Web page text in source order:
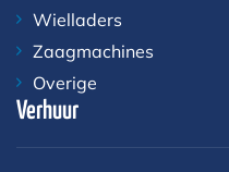
Wielladers
Zaagmachines
Overige
Verhuur